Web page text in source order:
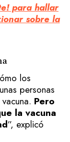
para hallar
sobre la
los
personas
Pero
la vacuna
”, explicó